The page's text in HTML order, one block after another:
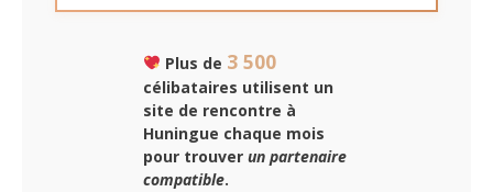
Plus de 3 500
célibataires utilisent un
site de rencontre à
Huningue chaque mois
pour trouver un partenaire
compatible.